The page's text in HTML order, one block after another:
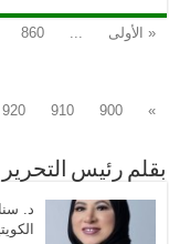
« الأولى ...
860
»
900
910
920
بقلم رئيس التحرير
د.